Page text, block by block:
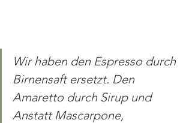
Wir haben den Espresso durch
Birnensaft ersetzt. Den
Amaretto durch Sirup und
Anstatt Mascarpone,